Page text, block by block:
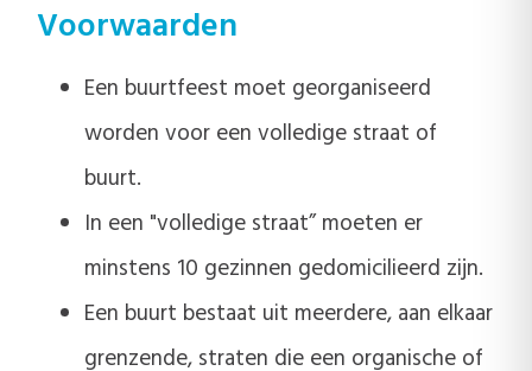
Voorwaarden
Een buurtfeest moet georganiseerd
worden voor een volledige straat of
buurt.
In een "volledige straat” moeten er
minstens 10 gezinnen gedomicilieerd zijn.
Een buurt bestaat uit meerdere, aan elkaar
grenzende, straten die een organische of